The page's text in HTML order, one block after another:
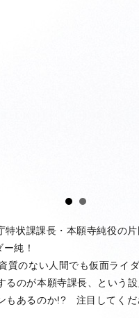
状課課長・本願寺純役の
純！
のない人間でも仮面ライ
のが本願寺課長、という
もあるのか!? 注目してくだ